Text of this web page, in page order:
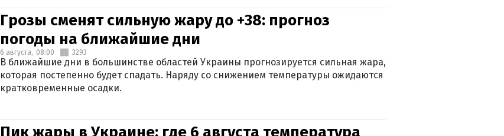
Грозы сменят сильную жару до +38: прогноз
погоды на ближайшие дни
6 августа, 08:00 3293
В ближайшие дни в большинстве областей Украины прогнозируется сильная жара,
которая постепенно будет спадать. Наряду со снижением температуры ожидаются
кратковременные осадки.
Пик жары в Украине: где 6 августа температура